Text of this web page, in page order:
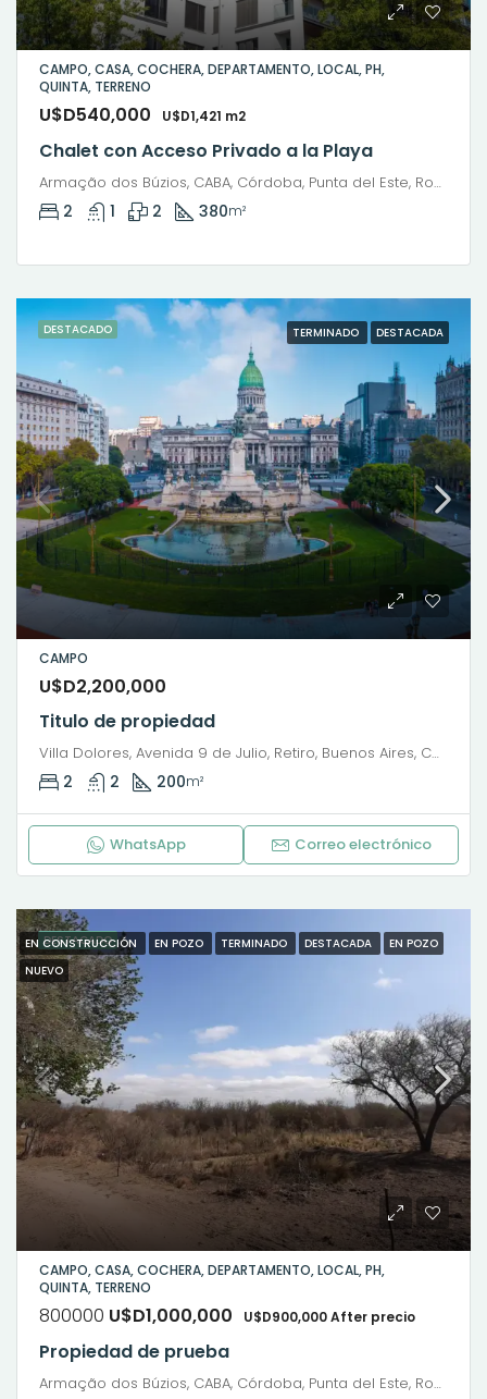
CAMPO, CASA, COCHERA, DEPARTAMENTO, LOCAL, PH,
QUINTA, TERRENO
U$D540,000 U$D1,421 m2
Chalet con Acceso Privado a la Playa
Armação dos Búzios, CABA, Córdoba, Punta del Este, Rosario, Santiago de Chile, Valparaíso, Villa Dolores, Viña del Mar
2 1 2 380m²
DESTACADO TERMINADO DESTACADA
CAMPO
U$D2,200,000
Titulo de propiedad
Villa Dolores, Avenida 9 de Julio, Retiro, Buenos Aires, Comuna 1, Ciudad Autónoma de Buenos Aires, C1059ABQ, Argentina
2 2 200m²
WhatsApp Correo electrónico
DESTACADO
EN CONSTRUCCIÓN EN POZO TERMINADO DESTACADA
EN POZO
NUEVO
CAMPO, CASA, COCHERA, DEPARTAMENTO, LOCAL, PH,
QUINTA, TERRENO
800000 U$D1,000,000 U$D900,000 After precio
Propiedad de prueba
Armação dos Búzios, CABA, Córdoba, Punta del Este, Rosario, Santiago de Chile, Valparaíso, Villa Dolores, Viña del Mar, 9 de Julio, Avenida Presidente Roque Sáenz Peña, Microcentro, San Nicolás, Buenos Aires, Comuna 1, Ciudad Autónoma de Buenos Aires, 1035, Argentina